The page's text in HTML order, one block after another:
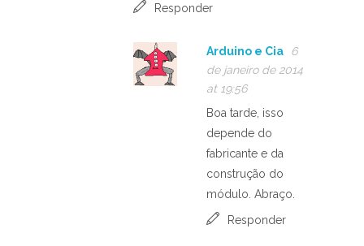
Responder
Arduino e Cia
6
de janeiro de 2014
at 19:56
Boa tarde, isso
depende do
fabricante e da
construção do
módulo. Abraço.
Responder